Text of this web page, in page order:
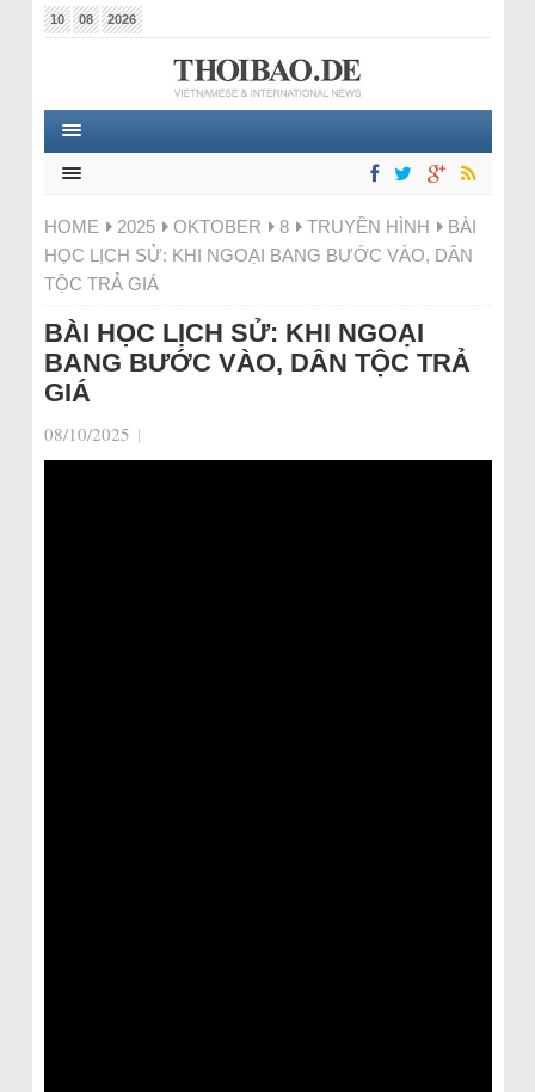
10 08 2026
HOME 2025 OKTOBER 8 TRUYỀN HÌNH
BÀI
HỌC LỊCH SỬ: KHI NGOẠI BANG BƯỚC VÀO, DÂN
TỘC TRẢ GIÁ
BÀI HỌC LỊCH SỬ: KHI NGOẠI
BANG BƯỚC VÀO, DÂN TỘC TRẢ
GIÁ
08/10/2025 |